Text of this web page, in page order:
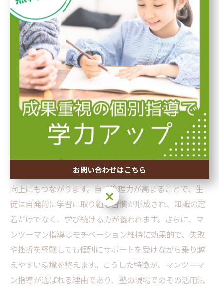
マンツーマン指導が選ばれる理由とその効果的
な活用法
マンツーマン指導は、生徒一人ひとりの理解度や学習ペ
ースに合わせたきめ細やかな対応が可能なため、塾業界
で高く評価されています。この個別指導の形態は、生徒
が自身の学習状況を正確に把握しやすく、疑問点もその
場で解消できるため、学習への積極性が自然と育ちま
す。また、指導者と密にコミュニケーションを取ること
で、目標設定や計画的な時間管理といった自己管理力の
向上にもつながります。自己管理力が高まることで、生
徒は自発的に学習に取り組む習慣が形成され、知識の定
着だけでなく、学び続ける力が養われます。さらに、マ
ンツーマン指導はモチベーション維持に効果的で、失敗
や挫折を経験しても個別にサポートを受けながら乗り越
えやすい環境を整えます。こうした特徴が、マンツーマ
ン指導が選ばれる理由であり、塾の現場でのその活用法
お問い合わせはこちら
お問い合わせはこちら